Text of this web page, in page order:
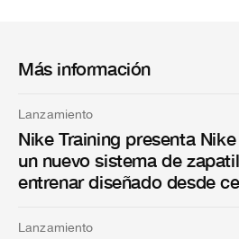
Más información
Lanzamiento
Nike Training presenta
un nuevo sistema de
entrenar diseñado desde
Lanzamiento